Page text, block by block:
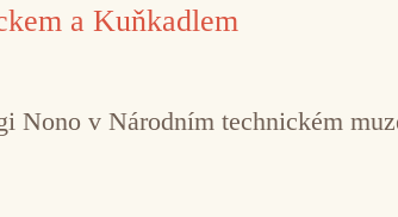
a Kuňkadlem
Nono v Národním technickém